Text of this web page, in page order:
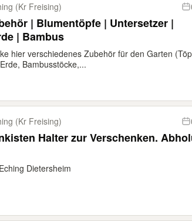
(Kr Freising)
| Blumentöpfe | Untersetzer |
| Bambus
hier verschiedenes Zubehör für den Garten
Bambusstöcke,...
(Kr Freising)
Halter zur Verschenken.
Dietersheim